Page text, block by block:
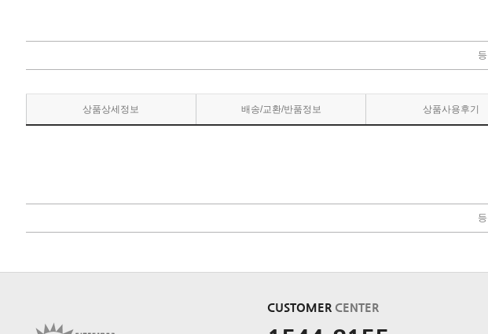
상품상세정보 배송/교환/반품정보 상품사용후기
CUSTOMER CENTER